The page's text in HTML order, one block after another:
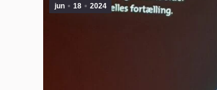
jun 18 2024